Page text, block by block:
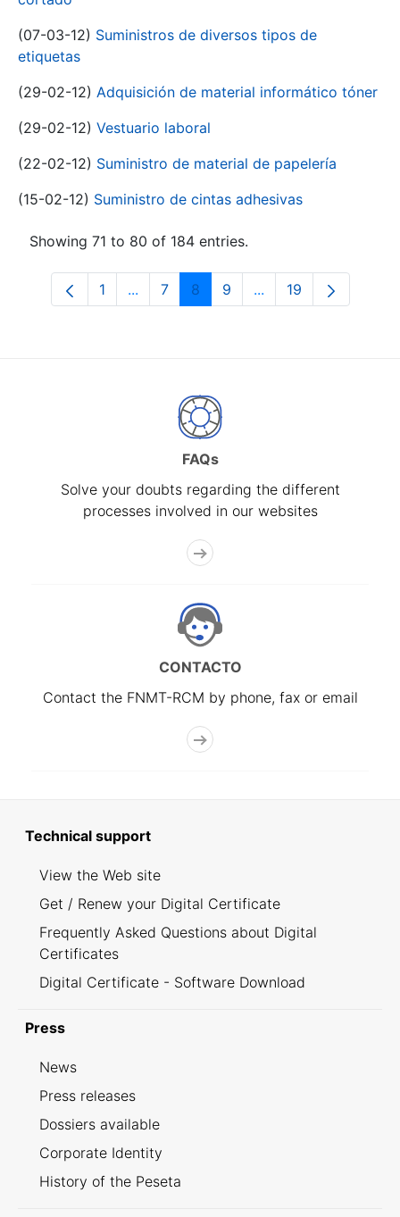
(07-03-12) Suministros de diversos tipos de
etiquetas
(29-02-12) Adquisición de material informático tóner
(29-02-12) Vestuario laboral
(22-02-12) Suministro de material de papelería
(15-02-12) Suministro de cintas adhesivas
Showing 71 to 80 of 184 entries.
Page
1 ...Intermediate Pages Use TAB to
Page
7 Page
8 Page
9 ...Intermediate Pages
Page
19
FAQs
Solve your doubts regarding the different
processes involved in our websites
CONTACTO
Contact the FNMT-RCM by phone, fax or email
Technical support
View the Web site
Get / Renew your Digital Certificate
Frequently Asked Questions about Digital
Certificates
Digital Certificate - Software Download
Press
News
Press releases
Dossiers available
Corporate Identity
History of the Peseta